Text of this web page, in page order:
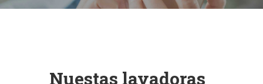
Nuestas lavadoras